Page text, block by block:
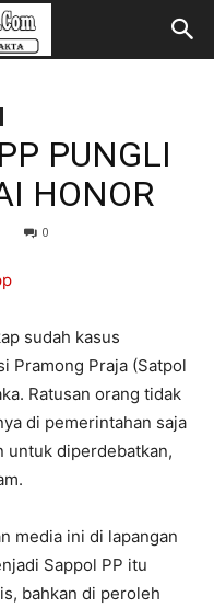
PUNGLI
HONOR
0
sudah kasus
Pramong Praja (Satpol
Ratusan orang tidak
di pemerintahan saja
untuk diperdebatkan,
media ini di lapangan
Sappol PP itu
bahkan di peroleh